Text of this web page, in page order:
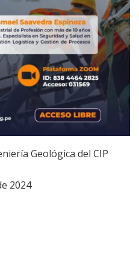
Geológica del CIP
2024